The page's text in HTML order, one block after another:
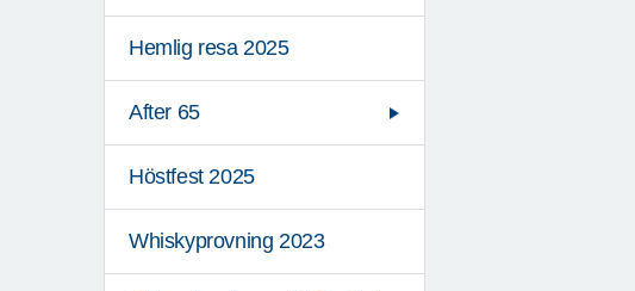
Hemlig resa 2025
After 65
Höstfest 2025
Whiskyprovning 2023